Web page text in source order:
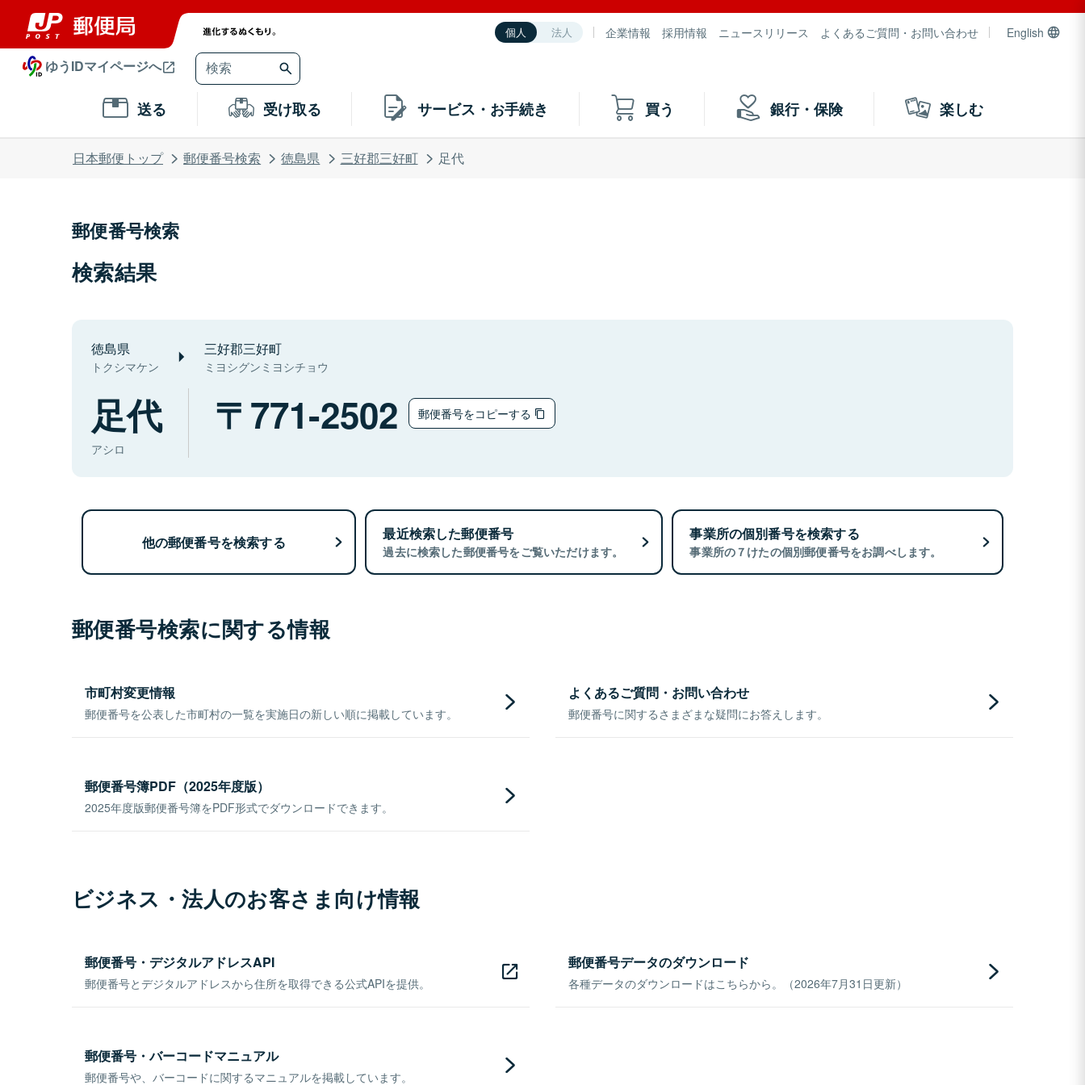
個人 法人 企業情報 採用情報 ニュースリリース よくあるご質問・お問い合わせ English
ゆうIDマイページへ
送る 受け取る サービス・お手続き 買う 銀行・保険 楽しむ
日本郵便トップ 郵便番号検索 徳島県 三好郡三好町 足代
郵便番号検索
検索結果
徳島県
トクシマケン
三好郡三好町
ミヨシグンミヨシチョウ
足代
アシロ
771-2502 郵便番号をコピーする
他の郵便番号を検索する 最近検索した郵便番号
過去に検索した郵便番号をご覧いただけます。
事業所の個別番号を検索する
事業所の７けたの個別郵便番号をお調べします。
郵便番号検索に関する情報
市町村変更情報
郵便番号を公表した市町村の一覧を実施日の新しい順に掲載しています。
よくあるご質問・お問い合わせ
郵便番号に関するさまざまな疑問にお答えします。
郵便番号簿PDF（2025年度版）
2025年度版郵便番号簿をPDF形式でダウンロードできます。
ビジネス・法人のお客さま向け情報
郵便番号・デジタルアドレスAPI
郵便番号とデジタルアドレスから住所を取得できる公式APIを提供。
郵便番号データのダウンロード
各種データのダウンロードはこちらから。（2026年7月31日更新）
郵便番号・バーコードマニュアル
郵便番号や、バーコードに関するマニュアルを掲載しています。